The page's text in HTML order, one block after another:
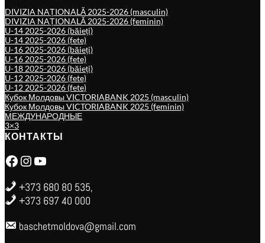
DIVIZIA NAȚIONALĂ 2025-2026 (masculin)
DIVIZIA NAȚIONALĂ 2025-2026 (feminin)
U-14 2025-2026 (băieți)
U-14 2025-2026 (fete)
U-16 2025-2026 (băieți)
U-16 2025-2026 (fete)
U-18 2025-2026 (băieți)
U-12 2025-2026 (fete)
U-12 2025-2026 (fete)
Кубок Молдовы VICTORIABANK 2025 (masculin)
Кубок Молдовы VICTORIABANK 2025 (feminin)
МЕЖДУНАРОДНЫЕ
3×3
КОНТАКТЫ
Facebook Instagram YouTube
+373 680 80 535,
+373 697 40 000
baschetmoldova@gmail.com